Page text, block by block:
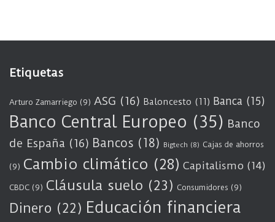
Etiquetas
Arturo Zamarriego (9) ASG (16) Baloncesto (11) Banca (15)
Banco Central Europeo (35) Banco
de España (16) Bancos (18) Bigtech (8) Cajas de ahorros
(9) Cambio climático (28) Capitalismo (14)
CBDC (9) Cláusula suelo (23) Consumidores (9)
Dinero (22) Educación financiera